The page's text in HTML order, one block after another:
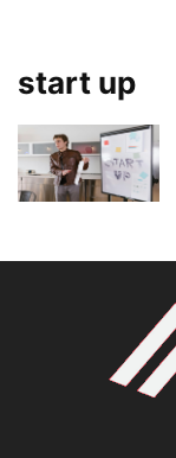
start up